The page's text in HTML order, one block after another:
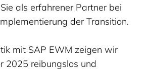
als erfahrener Partner bei
der Transition.
mit SAP EWM zeigen wir
2025 reibungslos und